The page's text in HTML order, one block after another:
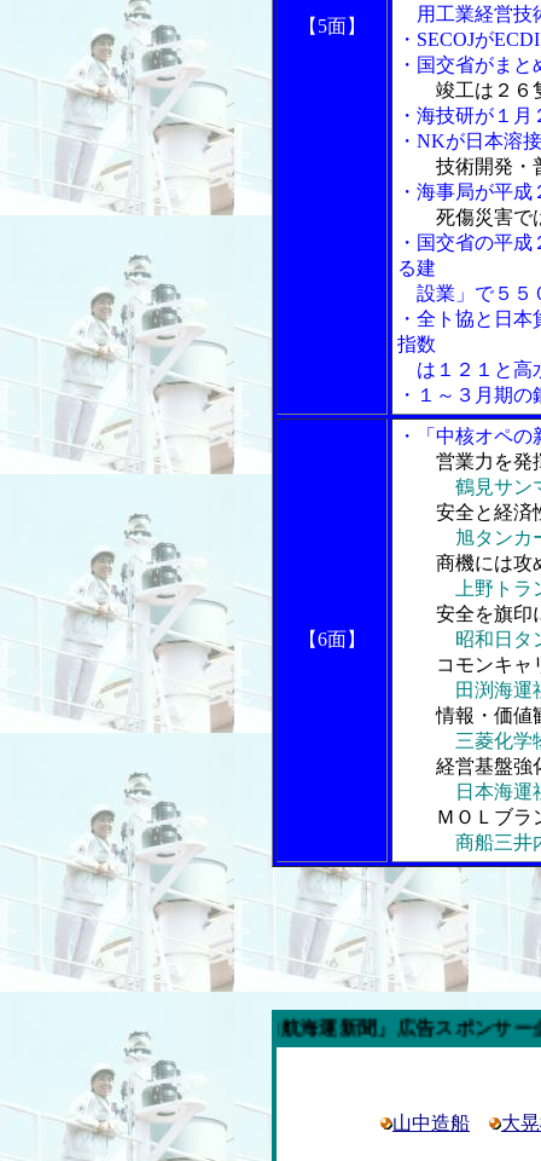
【5面】
用工業経営技
・SECOJが
・国交省がま
竣工は２６
・海技研が１
・NKが日本溶
技術開発・
・海事局が平
死傷災害で
・国交省の平
る建
設業」で５５
・全ト協と日
指数
は１２１と高
・１～３月期
【6面】
・「中核オペ
営業力を発
鶴見サンマ
安全と経済
旭タンカー
商機には攻
上野トラン
安全を旗印
昭和日タン
コモンキャ
田渕海運社
情報・価値
三菱化学物
経営基盤強
日本海運社
ＭＯＬブラ
商船三
今週の「内航海運新聞」広告スポンサー企業
山中造船 大